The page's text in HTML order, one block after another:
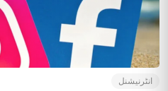
انٹرنیشنل